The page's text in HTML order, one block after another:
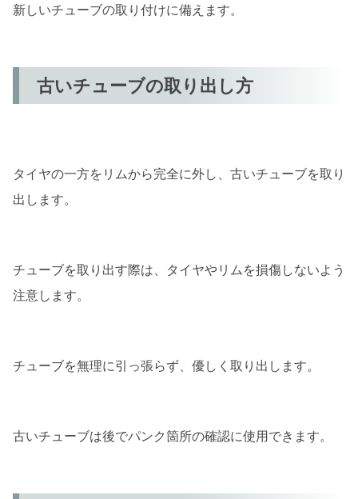
新しいチューブの取り付けに備えます。
古いチューブの取り出し方
タイヤの一方をリムから完全に外し、古いチューブを取り
出します。
チューブを取り出す際は、タイヤやリムを損傷しないよう
注意します。
チューブを無理に引っ張らず、優しく取り出します。
古いチューブは後でパンク箇所の確認に使用できます。